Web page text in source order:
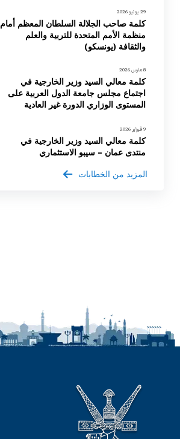
29 يونيو 2026
كلمة صاحب الجلالة السلطان المعظم أمام
منظمة الأمم المتحدة للتربية والعلم
والثقافة (يونسكو)
8 مارس 2026
كلمة معالي السيد وزير الخارجية في
اجتماع مجلس جامعة الدول العربية على
المستوى الوزاري الدورة غير العادية
9 فبراير 2026
كلمة معالي السيد وزير الخارجية في
منتدى عمان – سيبو الاستثماري
المزيد من الخطابات